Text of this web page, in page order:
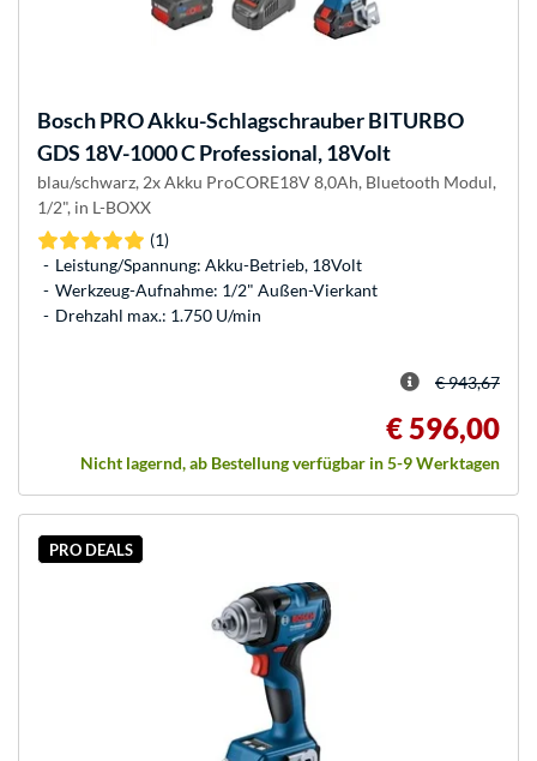
BoschPRO Akku-Schlagschrauber BITURBO
GDS 18V-1000 C Professional, 18Volt
blau/schwarz, 2x Akku ProCORE18V 8,0Ah, Bluetooth Modul,
1/2", in L-BOXX
(1)
Leistung/Spannung: Akku-Betrieb, 18Volt
Werkzeug-Aufnahme: 1/2" Außen-Vierkant
Drehzahl max.: 1.750 U/min
€ 943,67
€ 596,00
Nicht lagernd, ab Bestellung verfügbar in 5-9 Werktagen
PRO DEALS